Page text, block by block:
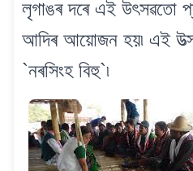
লৃগাঙৰ দৰে এই উৎসৱতো
আদিৰ আয়োজন হয়৷ এই
`নৰসিংহ বিহু`৷